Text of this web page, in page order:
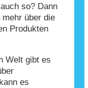
so? Dann
über die
Produkten
Welt gibt es
es